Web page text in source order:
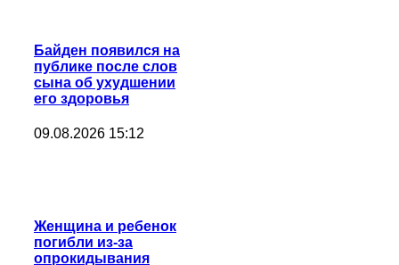
Байден появился на
публике после слов
сына об ухудшении
его здоровья
09.08.2026 15:12
Женщина и ребенок
погибли из-за
опрокидывания